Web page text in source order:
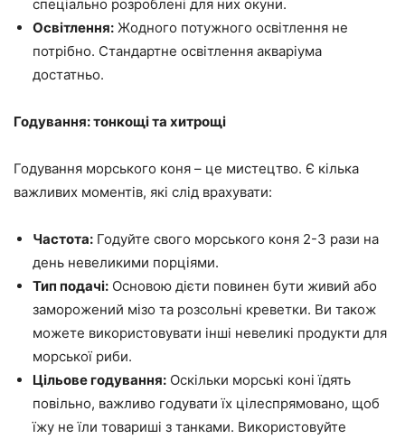
спеціально розроблені для них окуни.
Освітлення: Жодного потужного освітлення не
потрібно. Стандартне освітлення акваріума
достатньо.
Годування: тонкощі та хитрощі
Годування морського коня – це мистецтво. Є кілька
важливих моментів, які слід врахувати:
Частота: Годуйте свого морського коня 2-3 рази на
день невеликими порціями.
Тип подачі: Основою дієти повинен бути живий або
заморожений мізо та розсольні креветки. Ви також
можете використовувати інші невеликі продукти для
морської риби.
Цільове годування: Оскільки морські коні їдять
повільно, важливо годувати їх цілеспрямовано, щоб
їжу не їли товариші з танками. Використовуйте